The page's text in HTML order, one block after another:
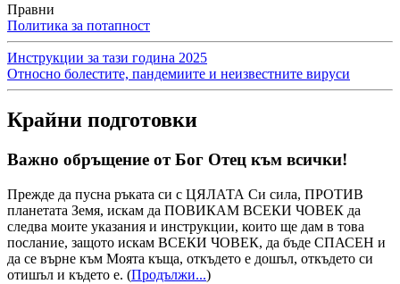
Правни
Политика за потапност
Инструкции за тази година 2025
Относно болестите, пандемиите и неизвестните вируси
Крайни подготовки
Важно обръщение от Бог Отец към всички!
Прежде да пусна ръката си с ЦЯЛАТА Си сила, ПРОТИВ
планетата Земя, искам да ПОВИКАМ ВСЕКИ ЧОВЕК да
следва моите указания и инструкции, които ще дам в това
послание, защото искам ВСЕКИ ЧОВЕК, да бъде СПАСЕН и
да се върне към Моята къща, откъдето е дошъл, откъдето си
отишъл и където е. (Продължи...)